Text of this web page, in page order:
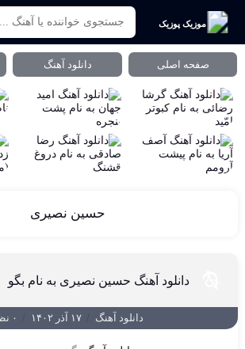
موزیک پوزیک
صفحه اصلی دانلود آهنگ
حسین نصیری
دانلود آهنگ حسین نصیری به نام بگو
دانلود آهنگ / ۱۷ آذر ۱۴۰۲ / ۰ نظر